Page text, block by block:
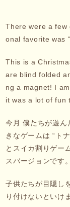
There were a few
onal favorite was
This is a
are blind folded
ng a magnet! I
it was a lot of fun
今月 僕たちが遊ん
きなゲームは “ト
とスイカ割りゲー
スバージョンです。
子供たちが目隠し
り付けないといけ